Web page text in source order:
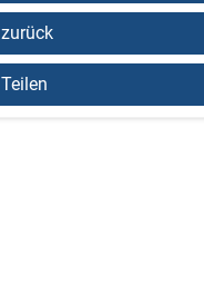
zurück
Teilen